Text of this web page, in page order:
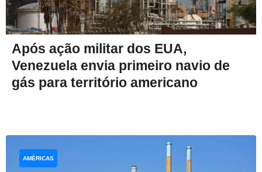
Após ação militar dos EUA,
Venezuela envia primeiro navio de
gás para território americano
AMÉRICAS